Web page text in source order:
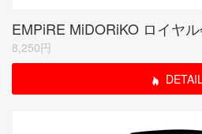
8,250円